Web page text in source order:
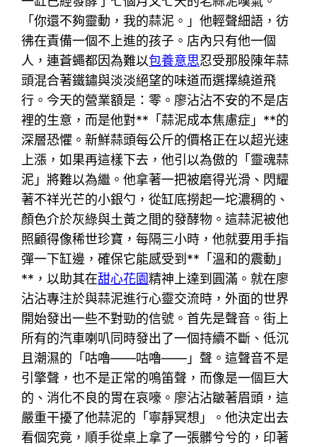
「你還不夠靈動，我的蒜泥。」他輕聲細語，彷
彿在責備一個不上進的孩子。店內只有他一個
人，連蒼蠅都因為難以包養意思忍受那股陳年蒜
頭混合著鐵鏽與淡淡絕望的味道而選擇繞道飛
行。今天的營業額是：零。廖沾沾不安的不是店
裡的生意，而是他對**「蒜泥成本焦慮症」**的
深層恐懼。新鮮蒜頭每公斤的價格正在以超光速
上漲，如果再這樣下去，他引以為傲的「靈魂蒜
泥」將難以為繼。他拿著一把被磨得光滑、閃耀
著不祥光芒的小銀勺，從缸底撈起一坨濃稠的、
顏色介於灰綠與土黃之間的發酵物。這蒜泥被他
照顧得像稀世珍寶，每隔三小時，他就要用手指
彈一下缸邊，確保它能感受到**「溫和的震動」
**，以助其在甜心花園精神上達到圓滿。就在廖
沾沾專注於與蒜泥進行心靈交流時，外面的世界
開始發出一些不對勁的信號。首先是聲音。街上
所有的汽車喇叭同時發出了一個持續不斷、低沉
且潮濕的「咕嚕——咕嚕——」聲。這聲音不是
引擎聲，也不是正常的鳴笛聲，而像是一個巨大
的、消化不良的胃在哀嚎。廖沾沾皺著眉頭，這
嚴重干擾了他蒜泥的「寧靜冥想」。他決定出去
看個究竟，順手從桌上拿了一張髒兮兮的，印著